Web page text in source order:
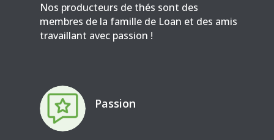
Nos producteurs de thés sont des
membres de la famille de Loan et des amis
travaillant avec passion !
Passion